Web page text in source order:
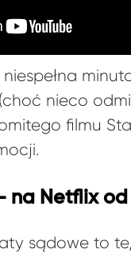
nieco
filmu
na Netflix od
sądowe to